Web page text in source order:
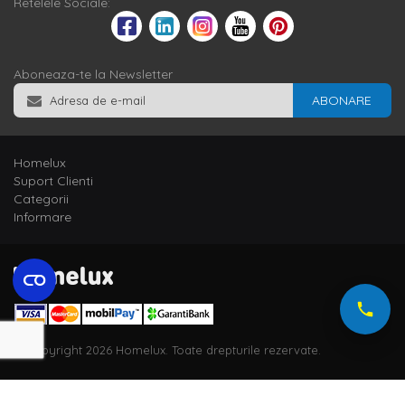
Aboneaza-te la Newsletter
ABONARE
Homelux
Suport Clienti
Categorii
Informare
© Copyright 2026 Homelux. Toate drepturile rezervate.